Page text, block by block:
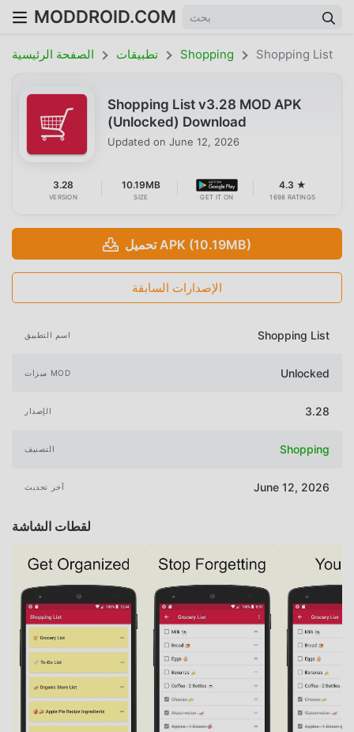
MODDROID.COM
الصفحة الرئيسية تطبيقات Shopping Shopping List
Shopping List v3.28 MOD APK
(Unlocked) Download
Updated on June 12, 2026
3.28
VERSION
10.19MB
SIZE GET IT ON
4.3 ★
1698 RATINGS
تحميل APK (10.19MB)
الإصدارات السابقة
اسم التطبيق Shopping List
ميزات MOD Unlocked
الإصدار 3.28
التصنيف Shopping
آخر تحديث June 12, 2026
لقطات الشاشة